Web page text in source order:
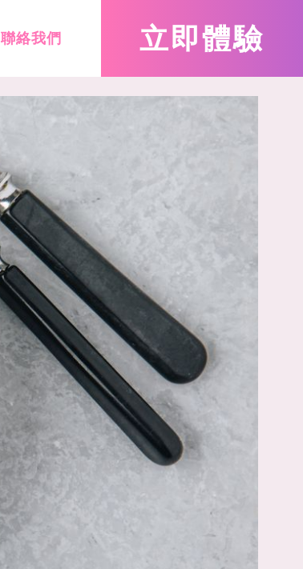
聯絡我們 立即體驗